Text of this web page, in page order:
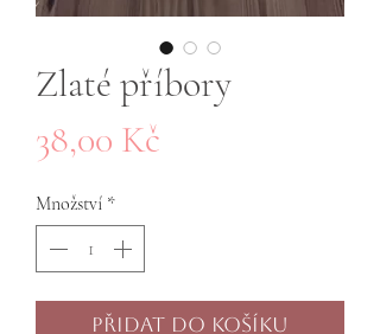
Zlaté příbory
38,00 Kč
Množství *
Přidat do košíku